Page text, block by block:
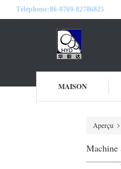
Téléphone:86-0769-82786825
MAISON
Aperçu
Machine